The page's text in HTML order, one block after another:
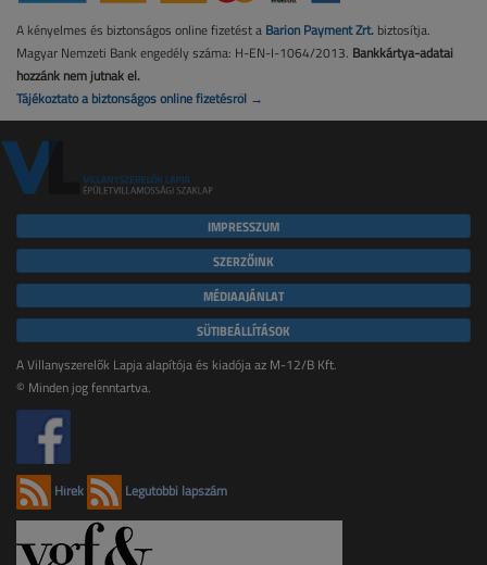
A kényelmes és biztonságos online fizetést a Barion Payment Zrt. biztosítja.
Magyar Nemzeti Bank engedély száma: H-EN-I-1064/2013. Bankkártya-adatai
hozzánk nem jutnak el.
Tájékoztató a biztonságos online fizetésről →
IMPRESSZUM
SZERZŐINK
MÉDIAAJÁNLAT
SÜTIBEÁLLÍTÁSOK
A Villanyszerelők Lapja alapítója és kiadója az M-12/B Kft.
© Minden jog fenntartva.
Hírek Legutóbbi lapszám